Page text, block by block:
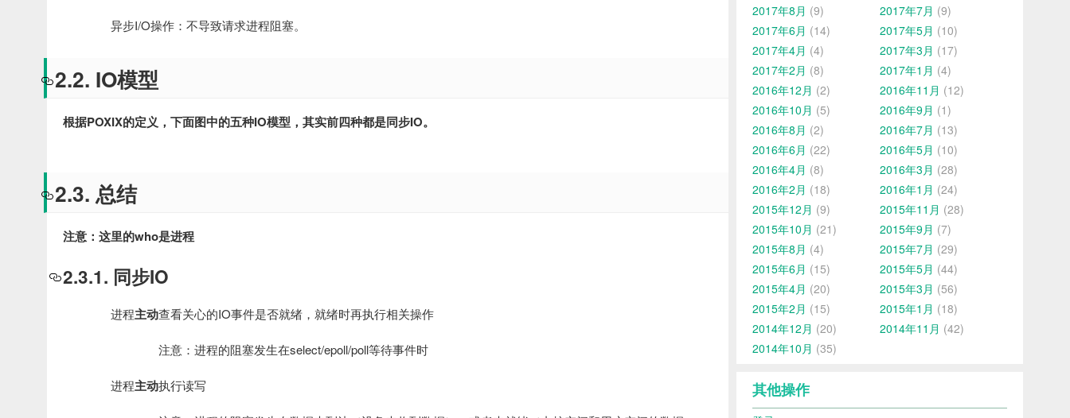
异步I/O操作：不导致请求进程阻塞。
2.2. IO模型
根据POXIX的定义，下面图中的五种IO模型，其实前四种都是同步IO。
2.3. 总结
注意：这里的who是进程
2.3.1. 同步IO
进程主动查看关心的IO事件是否就绪，就绪时再执行相关操作
注意：进程的阻塞发生在select/epoll/poll等待事件时
进程主动执行读写
2017年8月 (9) 2017年7月 (9)
2017年6月 (14) 2017年5月 (10)
2017年4月 (4) 2017年3月 (17)
2017年2月 (8) 2017年1月 (4)
2016年12月 (2) 2016年11月 (12)
2016年10月 (5) 2016年9月 (1)
2016年8月 (2) 2016年7月 (13)
2016年6月 (22) 2016年5月 (10)
2016年4月 (8) 2016年3月 (28)
2016年2月 (18) 2016年1月 (24)
2015年12月 (9) 2015年11月 (28)
2015年10月 (21) 2015年9月 (7)
2015年8月 (4) 2015年7月 (29)
2015年6月 (15) 2015年5月 (44)
2015年4月 (20) 2015年3月 (56)
2015年2月 (15) 2015年1月 (18)
2014年12月 (20) 2014年11月 (42)
2014年10月 (35)
其他操作